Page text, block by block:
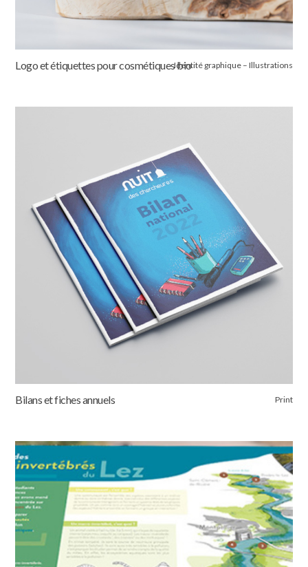
Logo et étiquettes pour cosmétiques bioIdentité graphique – Illustrations
Bilans et fiches annuels Print